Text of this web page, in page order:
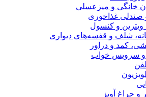
خانگی و میزعسلی
صندلی غذاخوری
ویترین و کنسول
شلف و قفسه‌های دیواری
کمد و دراور
سرویس خواب
و چراغ آویز